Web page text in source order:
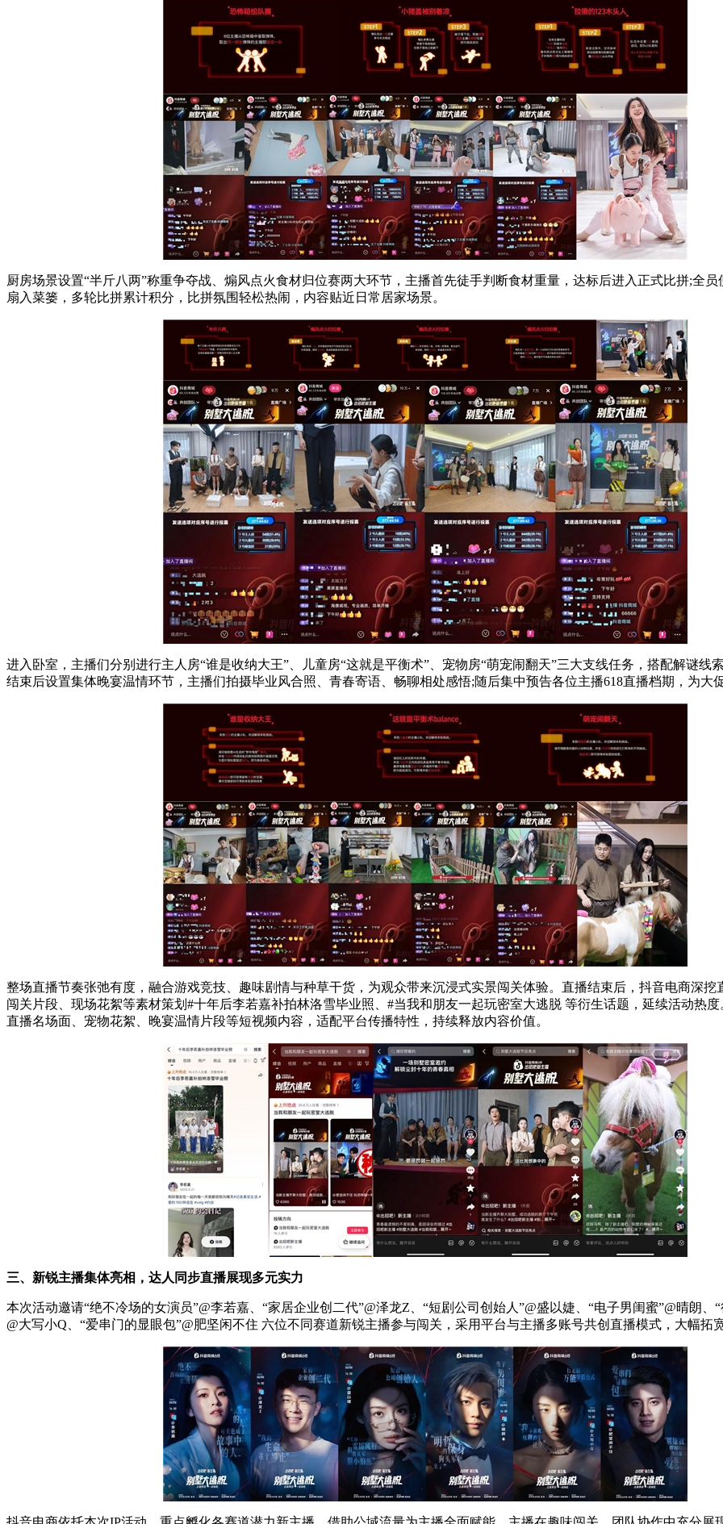
厨房场景设置“半斤八两”称重争夺战、煽风点火食材归位赛两大环节，主播首先徒手判断食材重量，达标后进入正式比拼;全
扇入菜篓，多轮比拼累计积分，比拼氛围轻松热闹，内容贴近日常居家场景。
进入卧室，主播们分别进行主人房“谁是收纳大王”、儿童房“这就是平衡术”、宠物房“萌宠闹翻天”三大支线任务，搭配解谜线
结束后设置集体晚宴温情环节，主播们拍摄毕业风合照、青春寄语、畅聊相处感悟;随后集中预告各位主播618直播档期，为大
整场直播节奏张弛有度，融合游戏竞技、趣味剧情与种草干货，为观众带来沉浸式实景闯关体验。直播结束后，抖音电商深挖
闯关片段、现场花絮等素材策划#十年后李若嘉补拍林洛雪毕业照、#当我和朋友一起玩密室大逃脱 等衍生话题，延续活动热
直播名场面、宠物花絮、晚宴温情片段等短视频内容，适配平台传播特性，持续释放内容价值。
三、新锐主播集体亮相，达人同步直播展现多元实力
本次活动邀请“绝不冷场的女演员”@李若嘉、“家居企业创二代”@泽龙Z、“短剧公司创始人”@盛以婕、“电子男闺蜜”@晴朗、
@大写小Q、“爱串门的显眼包”@肥坚闲不住 六位不同赛道新锐主播参与闯关，采用平台与主播多账号共创直播模式，大幅拓